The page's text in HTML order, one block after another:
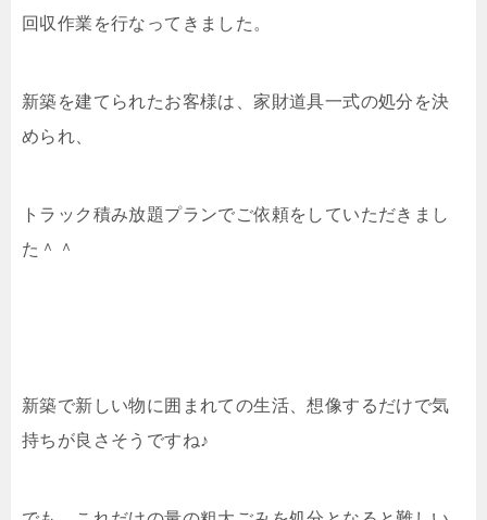
回収作業を行なってきました。
新築を建てられたお客様は、家財道具一式の処分を決
められ、
トラック積み放題プランでご依頼をしていただきまし
た＾＾
新築で新しい物に囲まれての生活、想像するだけで気
持ちが良さそうですね♪